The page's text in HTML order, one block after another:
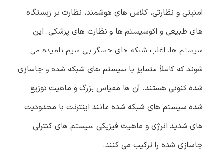
امنیتی و نظارتی، کلاس های هوشمند، نظارت بر زیستگاه
های طبیعی و اکوسیستم ها و نظارت های پزشکی. این
سیستم ها، اغلب شبکه های حسگر بی سیم نامیده می
شوند که کاملاً متمایز با سیستم های شبکه شده و جاسازی
شده کنونی هستند. آن ها مقیاس بزرگ و ماهیت توزیع
شده سیستم های شبکه شده مانند اینترنت با محدودیت
های شدید انرژی و ماهیت فیزیکی سیستم های کنترلی
جاسازی شده را ترکیب می کنند.